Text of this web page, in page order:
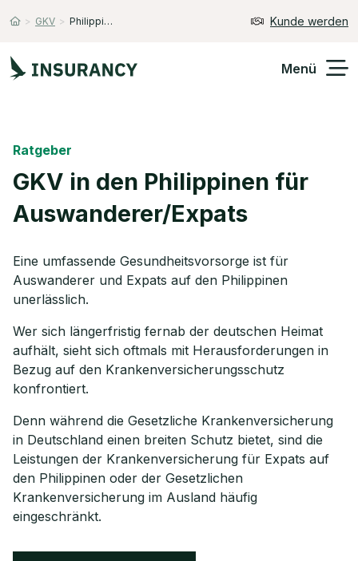
> GKV > Philippinen Kunde werden
Menü
Finanzen
Über Uns
Kontakt
Ratgeber
GKV in den Philippinen für
Auswanderer/Expats
Eine umfassende Gesundheitsvorsorge ist für
Auswanderer und Expats auf den Philippinen
unerlässlich.
Wer sich längerfristig fernab der deutschen Heimat
aufhält, sieht sich oftmals mit Herausforderungen in
Bezug auf den Krankenversicherungsschutz
konfrontiert.
Denn während die Gesetzliche Krankenversicherung
in Deutschland einen breiten Schutz bietet, sind die
Leistungen der Krankenversicherung für Expats auf
den Philippinen oder der Gesetzlichen
Krankenversicherung im Ausland häufig
eingeschränkt.